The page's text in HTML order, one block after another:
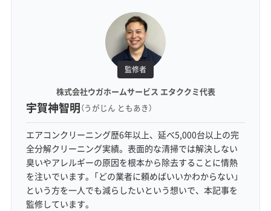
監修者
株式会社ウガホームサービス エタククミ代表
宇賀神智明（うがじん ともあき）
エアコンクリーニング歴6年以上、延べ5,000台以上の完
全分解クリーニング実績。表面的な清掃では解決しない
臭いやアレルギーの原因を根本から除去することに情熱
を注いでいます。「どの業者に頼めばいいかわからない」
という方を一人でも減らしたいという想いで、本記事を
監修しています。